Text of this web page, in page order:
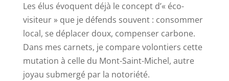
Les élus évoquent déjà le concept d’« éco-
visiteur » que je défends souvent : consommer
local, se déplacer doux, compenser carbone.
Dans mes carnets, je compare volontiers cette
mutation à celle du Mont-Saint-Michel, autre
joyau submergé par la notoriété.